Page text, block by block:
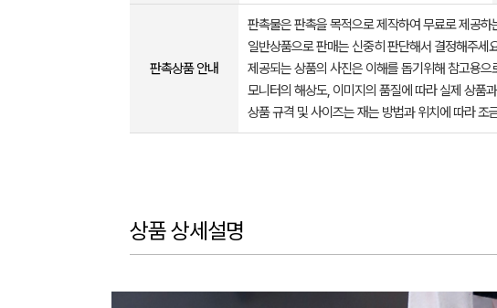
판촉상품 안내
판촉물은 판촉을 목적으로 제작하여 무료로 제공하
일반상품으로 판매는 신중히 판단해서 결정해주세
제공되는 상품의 사진은 이해를 돕기위해 참고용으
모니터의 해상도, 이미지의 품질에 따라 실제 상품
상품 규격 및 사이즈는 재는 방법과 위치에 따라 조
상품 상세설명